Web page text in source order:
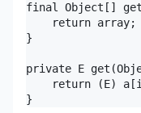
final Object[]
    return array;
}
private E
return (E)
}